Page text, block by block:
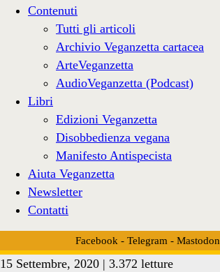
Contenuti
Tutti gli articoli
Archivio Veganzetta cartacea
ArteVeganzetta
AudioVeganzetta (Podcast)
Libri
Edizioni Veganzetta
Disobbedienza vegana
Manifesto Antispecista
Aiuta Veganzetta
Newsletter
Contatti
Facebook - Telegram - Mastodon
15 Settembre, 2020 | 3.372 letture